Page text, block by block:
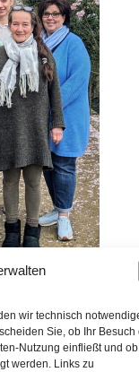
wir technisch
Sie, ob Ihr Besuch
Nutzung einfließt und ob
werden. Links zu